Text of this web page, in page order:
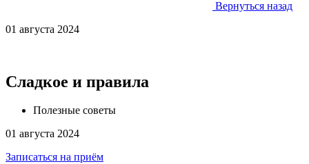
Вернуться назад
01 августа 2024
Сладкое и правила
Полезные советы
01 августа 2024
Записаться на приём